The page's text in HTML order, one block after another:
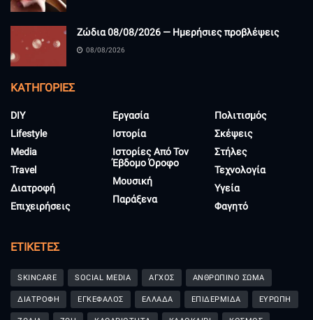
Ζώδια 08/08/2026 — Ημερήσιες προβλέψεις
08/08/2026
KΑΤΗΓΟΡΊΕΣ
DIY
Lifestyle
Media
Travel
Διατροφή
Επιχειρήσεις
Εργασία
Ιστορία
Ιστορίες Από Τον
Έβδομο Όροφο
Μουσική
Παράξενα
Πολιτισμός
Σκέψεις
Στήλες
Τεχνολογία
Υγεία
Φαγητό
ΕΤΙΚΈΤΕΣ
SKINCARE SOCIAL MEDIA ΑΓΧΟΣ ΑΝΘΡΩΠΙΝΟ ΣΩΜΑ
ΔΙΑΤΡΟΦΗ ΕΓΚΕΦΑΛΟΣ ΕΛΛΑΔΑ ΕΠΙΔΕΡΜΙΔΑ ΕΥΡΩΠΗ